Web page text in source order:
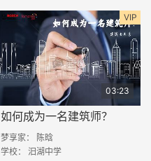
VIP
03:23
如何成为一名建筑师？
梦享家：
陈晗
学校： 汨湖中学